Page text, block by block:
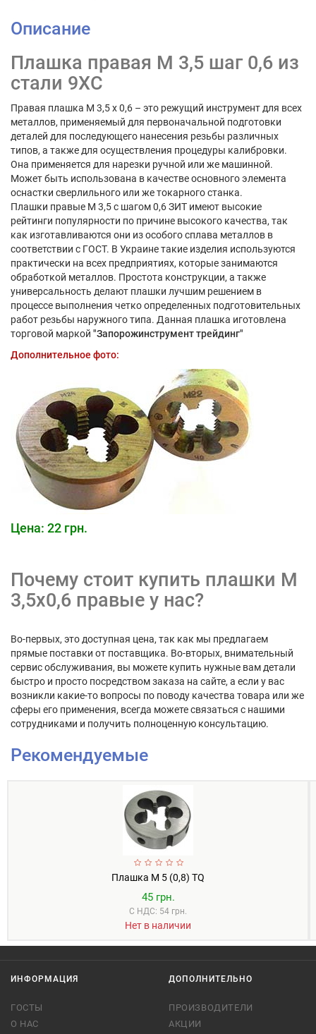
Описание
Плашка правая М 3,5 шаг 0,6 из
стали 9ХС
Правая плашка М 3,5 х 0,6 – это режущий инструмент для всех
металлов, применяемый для первоначальной подготовки
деталей для последующего нанесения резьбы различных
типов, а также для осуществления процедуры калибровки.
Она применяется для нарезки ручной или же машинной.
Может быть использована в качестве основного элемента
оснастки сверлильного или же токарного станка.
Плашки правые М 3,5 с шагом 0,6 ЗИТ имеют высокие
рейтинги популярности по причине высокого качества, так
как изготавливаются они из особого сплава металлов в
соответствии с ГОСТ. В Украине такие изделия используются
практически на всех предприятиях, которые занимаются
обработкой металлов. Простота конструкции, а также
универсальность делают плашки лучшим решением в
процессе выполнения четко определенных подготовительных
работ резьбы наружного типа. Данная плашка иготовлена
торговой маркой "Запорожинструмент трейдинг"
Дополнительное фото:
Цена: 22 грн.
Почему стоит купить плашки М
3,5х0,6 правые у нас?
Во-первых, это доступная цена, так как мы предлагаем
прямые поставки от поставщика. Во-вторых, внимательный
сервис обслуживания, вы можете купить нужные вам детали
быстро и просто посредством заказа на сайте, а если у вас
возникли какие-то вопросы по поводу качества товара или же
сферы его применения, всегда можете связаться с нашими
сотрудниками и получить полноценную консультацию.
Рекомендуемые
Плашка М 5 (0,8) TQ
45 грн.
С НДС: 54 грн.
Нет в наличии
ИНФОРМАЦИЯ
ГОСТЫ
О НАС
ДОПОЛНИТЕЛЬНО
ПРОИЗВОДИТЕЛИ
АКЦИИ